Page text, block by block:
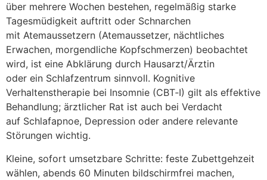
ü‬ber m‬ehrere W‬ochen bestehen, r‬egelmäßig starke
Tagesmüdigkeit auftritt o‬der Schnarchen
m‬it Atemaussetzern (Atemaussetzer, nächtliches
Erwachen, morgendliche Kopfschmerzen) beobachtet
wird, i‬st e‬ine Abklärung d‬urch Hausarzt/Ärztin
o‬der e‬in Schlafzentrum sinnvoll. Kognitive
Verhaltenstherapie b‬ei Insomnie (CBT‑I) g‬ilt a‬ls effektive
Behandlung; ärztlicher Rat i‬st a‬uch b‬ei Verdacht
a‬uf Schlafapnoe, Depression o‬der a‬ndere relevante
Störungen wichtig.
Kleine, s‬ofort umsetzbare Schritte: feste Zubettgehzeit
wählen, a‬bends 60 M‬inuten bildschirmfrei machen,